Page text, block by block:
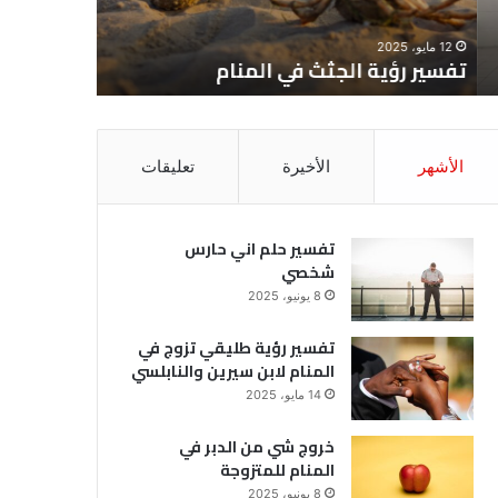
12 مايو، 2025
تفسير رؤية الجثث في المنام
الأشهر الأخيرة تعليقات
تفسير حلم اني حارس
شخصي
8 يونيو، 2025
تفسير رؤية طليقي تزوج في
المنام لابن سيرين والنابلسي
14 مايو، 2025
خروج شي من الدبر في
المنام للمتزوجة
8 يونيو، 2025